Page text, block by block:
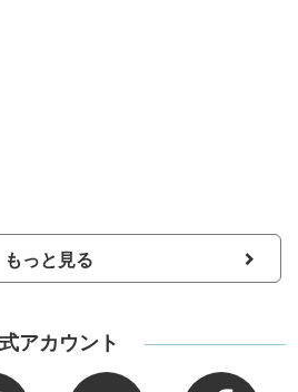
もっと見る
アカウント